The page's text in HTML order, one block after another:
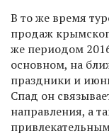
В то же время
продаж
же периодом
основном, на
праздники и
Спад он
направления, а